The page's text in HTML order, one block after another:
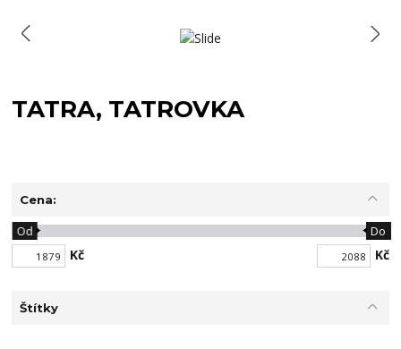
TATRA, TATROVKA
Cena:
Kč
Od Do
Kč
Štítky